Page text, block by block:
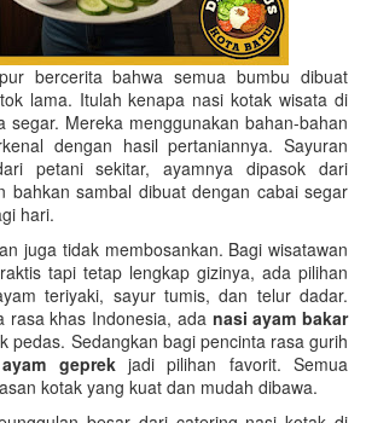
bercerita bahwa semua bumbu dibuat
lama. Itulah kenapa nasi kotak wisata di
segar. Mereka menggunakan bahan-bahan
dengan hasil pertaniannya. Sayuran
petani sekitar, ayamnya dipasok dari
bahkan sambal dibuat dengan cabai segar
hari.
juga tidak membosankan. Bagi wisatawan
tapi tetap lengkap gizinya, ada pilihan
teriyaki, sayur tumis, dan telur dadar.
rasa khas Indonesia, ada nasi ayam bakar
pedas. Sedangkan bagi pencinta rasa gurih
geprekjadi pilihan favorit. Semua
kotak yang kuat dan mudah dibawa.